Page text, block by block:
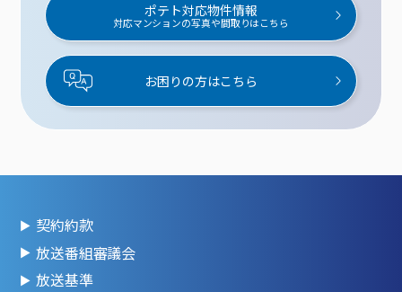
ポテト対応物件情報
対応マンションの写真や間取りはこちら
お困りの方はこちら
契約約款
放送番組審議会
放送基準